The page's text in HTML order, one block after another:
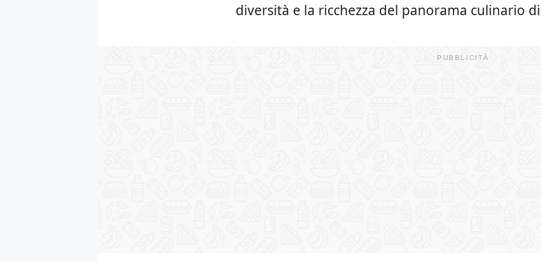
diversità e la ricchezza del panorama culinario